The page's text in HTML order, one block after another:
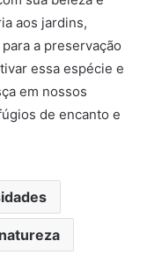
aos jardins,
a preservação
essa espécie e
em nossos
de encanto e